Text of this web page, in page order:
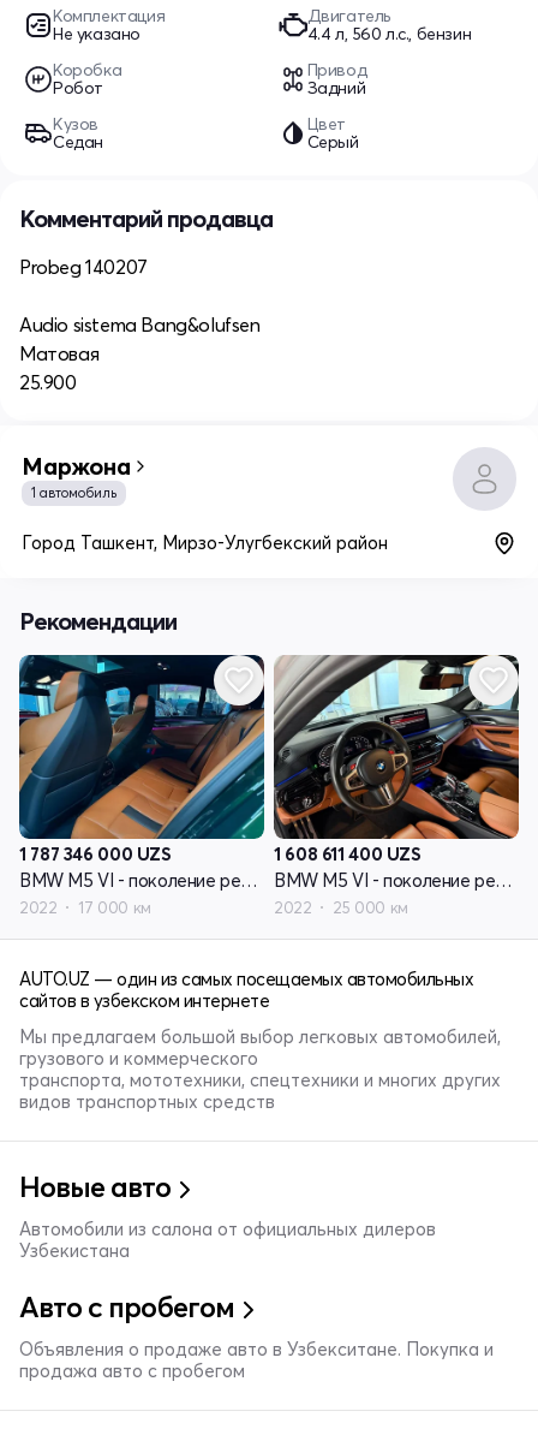
Комплектация
Не указано
Двигатель
4.4 л, 560 л.с., бензин
Коробка
Робот
Привод
Задний
Кузов
Седан
Цвет
Серый
Комментарий продавца
Probeg 140207
Audio sistema Bang&olufsen
Матовая
25.900
Маржона
1 автомобиль
Город Ташкент, Мирзо-Улугбекский район
Рекомендации
1 787 346 000 UZS
BMW M5 VI - поколение рестайлинг (F90)
2022 17 000 км
1 608 611 400 UZS
BMW M5 VI - поколение рестайлинг (F90)
2022 25 000 км
AUTO.UZ — один из самых посещаемых автомобильных
сайтов в узбекском интернете
Мы предлагаем большой выбор легковых автомобилей,
грузового и коммерческого
транспорта, мототехники, спецтехники и многих других
видов транспортных средств
Новые авто
Автомобили из салона от официальных дилеров
Узбекистана
Авто с пробегом
Объявления о продаже авто в Узбекситане. Покупка и
продажа авто с пробегом